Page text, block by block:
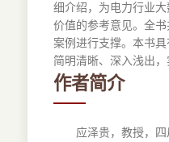
细介绍，为电力行业
价值的参考意见。全
案例进行支撑。本书
简明清晰、深入浅出，
作者简介
应泽贵，教授，四